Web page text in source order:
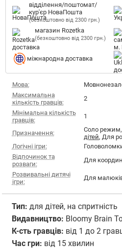
відділення/поштомат/
кур'єр НоваПошта
(безкоштовно від 2300 грн.)
магазин Rozetka
(безкоштовно від 2300 грн.)
міжнародна доставка
Мова:
Максимальна
кількість гравців:
2
Мінімальна кількість
гравців:
1
Призначення: Соло режим,
дітей, Для
Логічні ігри:
Відпочинок та
розваги:
Для
Розвивальні дитячі
ігри:
Для
Тип: для дітей, на спритність
Видавництво: Bloomy Brain
К-сть гравцiв: від 1 до 2
Час гри: від 15 хвилин